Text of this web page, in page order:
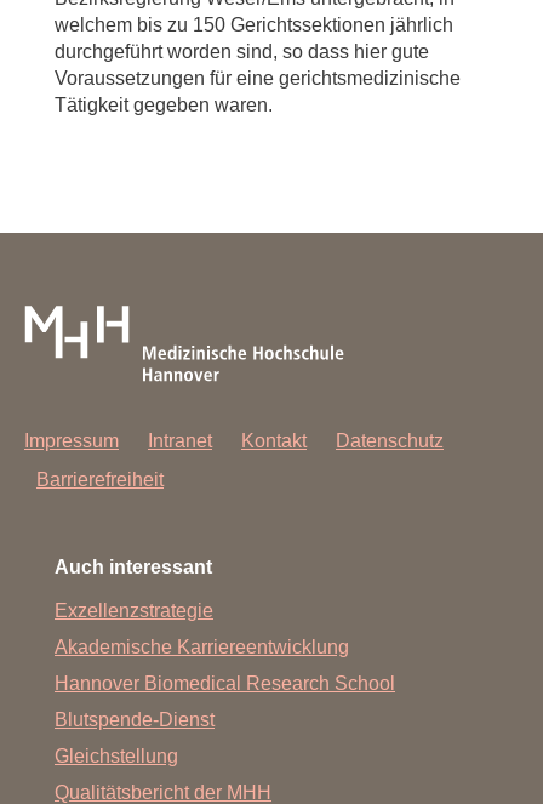
welchem bis zu 150 Gerichtssektionen jährlich
durchgeführt worden sind, so dass hier gute
Voraussetzungen für eine gerichtsmedizinische
Tätigkeit gegeben waren.
Impressum Intranet Kontakt
Datenschutz
Barrierefreiheit
Auch interessant
Exzellenzstrategie
Akademische Karriereentwicklung
Hannover Biomedical Research School
Blutspende-Dienst
Gleichstellung
Qualitätsbericht der MHH